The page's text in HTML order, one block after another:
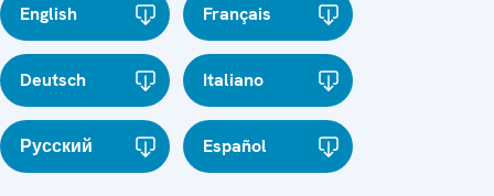
English Français
Deutsch Italiano
Русский Español